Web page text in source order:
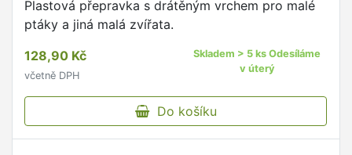
Plastová přepravka s drátěným vrchem pro malé
ptáky a jiná malá zvířata.
128,90 Kč
včetně DPH
Skladem > 5 ks Odesíláme
v úterý
Do košíku